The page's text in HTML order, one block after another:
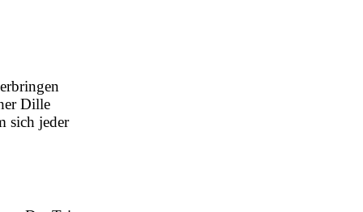
Dille
sich jeder